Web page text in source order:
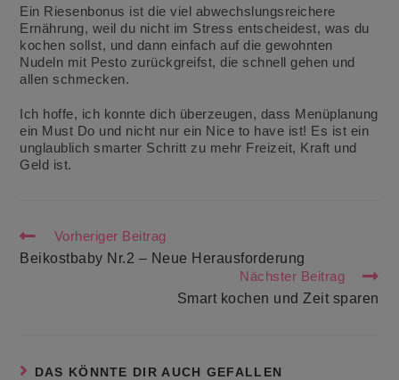
Ein Riesenbonus ist die viel abwechslungsreichere
Ernährung, weil du nicht im Stress entscheidest, was du
kochen sollst, und dann einfach auf die gewohnten
Nudeln mit Pesto zurückgreifst, die schnell gehen und
allen schmecken.
Ich hoffe, ich konnte dich überzeugen, dass Menüplanung
ein Must Do und nicht nur ein Nice to have ist! Es ist ein
unglaublich smarter Schritt zu mehr Freizeit, Kraft und
Geld ist.
Weitere
Artikel
ansehen
Vorheriger Beitrag
Beikostbaby Nr.2 – Neue Herausforderung
Nächster Beitrag
Smart kochen und Zeit sparen
DAS KÖNNTE DIR AUCH GEFALLEN